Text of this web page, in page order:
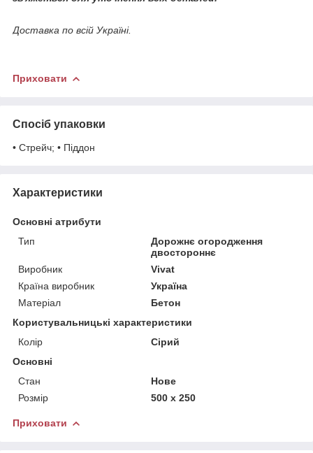
Доставка по всій Україні.
Приховати
Спосіб упаковки
• Стрейч; • Піддон
Характеристики
Основні атрибути
Тип
Дорожнє огородження
двостороннє
Виробник
Vivat
Країна виробник
Україна
Матеріал
Бетон
Користувальницькі характеристики
Колір
Сірий
Основні
Стан
Нове
Розмір
500 х 250
Приховати